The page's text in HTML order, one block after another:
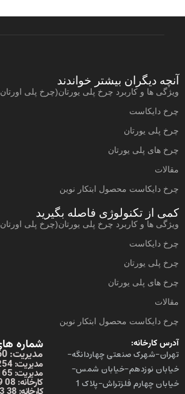
آنچه دیگران بیشتر خواندند
ویژگی ها و کاربرد چرخ پلی یورتان(چرخ پلی
چرخ دایکاست
چرخ پلی یورتان
چرخ های پلی یورتان
مقالات
چرخ دایکاست محصول ابتکار نوین
کمی از تکنولوژی فاصله بگیرید
ویژگی ها و کاربرد چرخ پلی یورتان(چرخ پلی
چرخ دایکاست
چرخ پلی یورتان
چرخ های پلی یورتان
مقالات
چرخ دایکاست محصول ابتکار نوین
آدرس کارخانه:
تهران-شهرک صنعتی چهاردانگه-
خیابان نوزدهم-خیابان شمس-
خیابان چهارم فلزتراش-پلاک 1
شماره
مدیریت: 2560 190 0912
مدیریت: 3254 493 0912
مدیریت: 3165 422 0912
کارخانه: 08 89 27 55 021